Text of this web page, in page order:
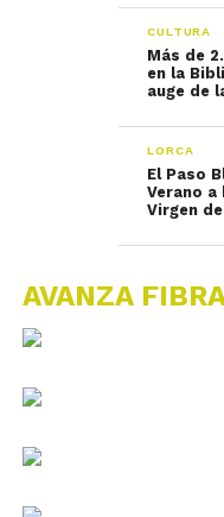
CULTURA
Más de
en la
auge de
LORCA
El Paso
Verano
Virgen
AVANZA